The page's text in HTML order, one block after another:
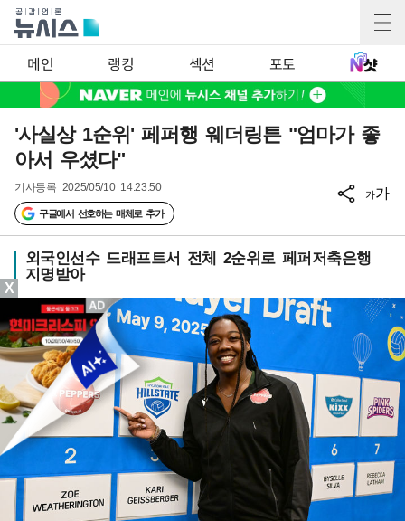
메인 랭킹 섹션 포토
'사실상 1순위' 페퍼행 웨더링튼 "엄마가 좋
아서 우셨다"
기사등록 2025/05/10 14:23:50
구글에서 선호하는 매체로 추가
가가
외국인선수 드래프트서 전체 2순위로 페퍼저축은행
지명받아
X